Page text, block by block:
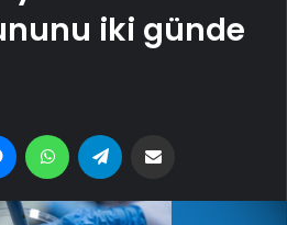
iki günde
MessengerWhatsApp